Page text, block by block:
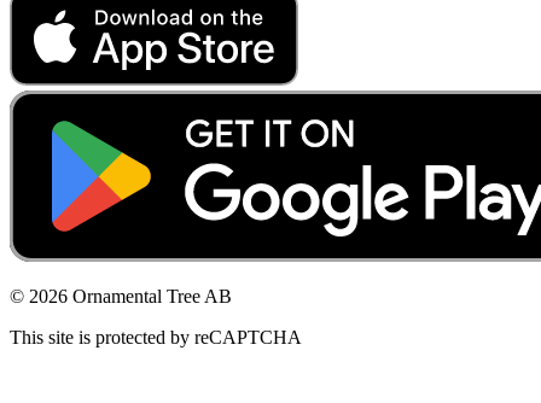
© 2026 Ornamental Tree AB
This site is protected by reCAPTCHA